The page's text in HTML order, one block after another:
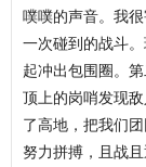
噗噗的声音。我
一次碰到的战斗
起冲出包围圈。
顶上的岗哨发现
了高地，把我们
努力拼搏，且战